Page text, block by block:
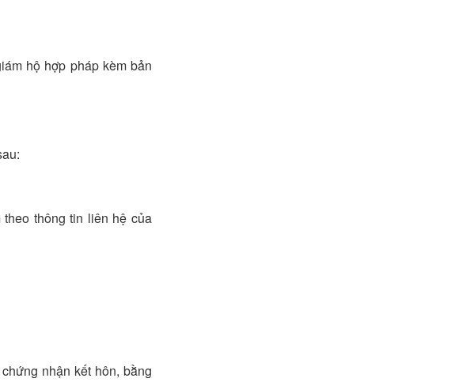
hộ hợp pháp kèm bản
thông tin liên hệ của
nhận kết hôn, bằng